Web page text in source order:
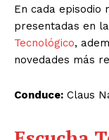
En cada episodio
presentadas en
Tecnológico,
novedades más
Conduce: Claus